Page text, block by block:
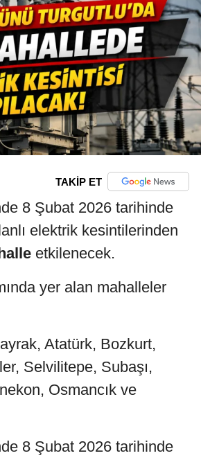
TAKİP ET
8 Şubat 2026 tarihinde
elektrik kesintilerinden
etkilenecek.
yer alan mahalleler
Atatürk, Bozkurt,
Selvilitepe, Subaşı,
Osmancık ve
8 Şubat 2026 tarihinde